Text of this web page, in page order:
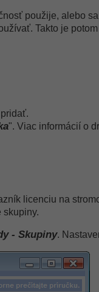
použije, alebo
Takto je
". Viac informácií o
licenciu na
skupiny.
- Skupiny.